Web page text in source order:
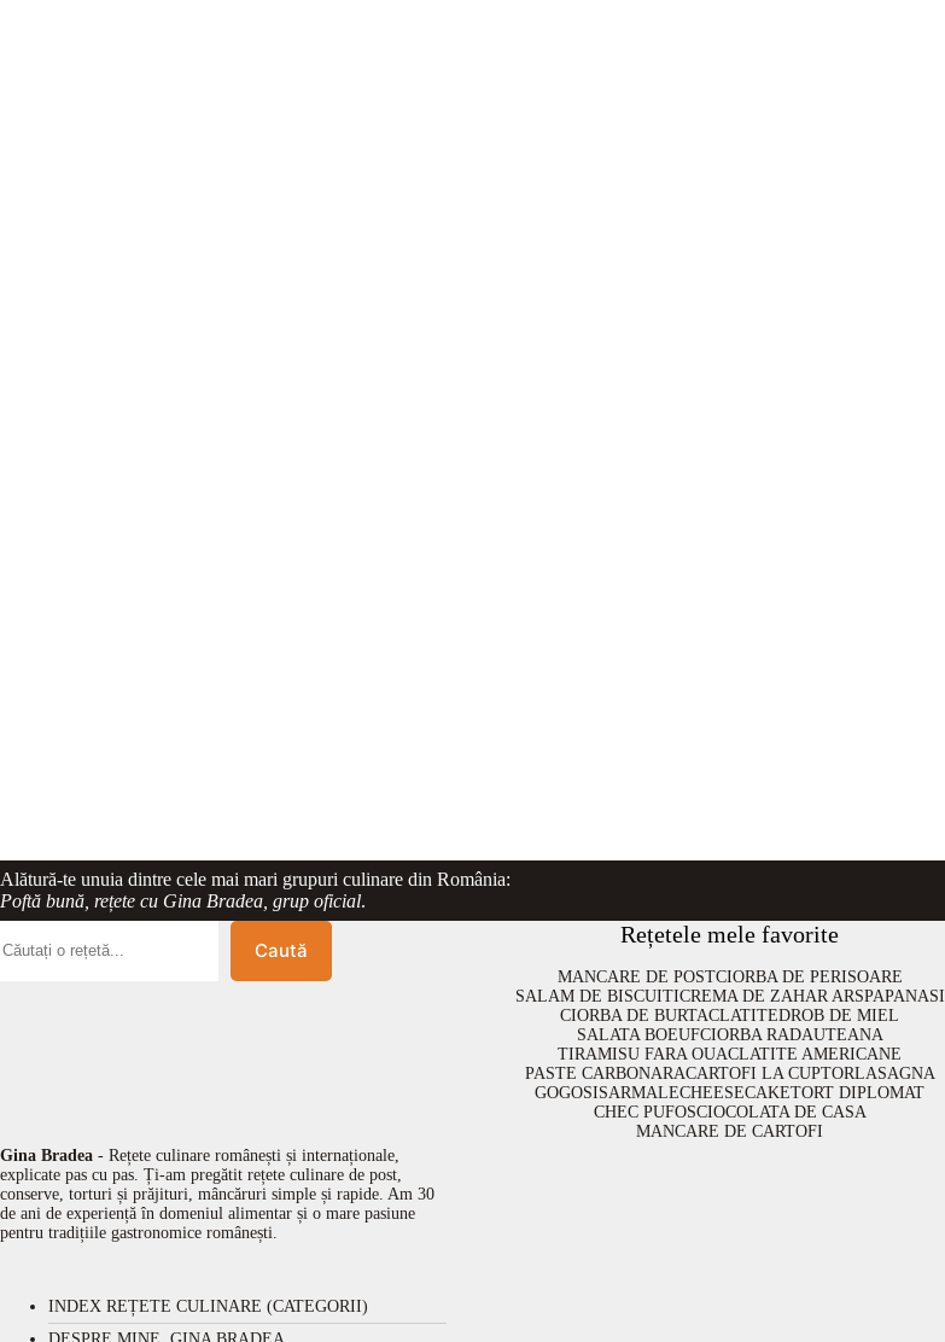
Alătură-te unuia dintre cele mai mari grupuri culinare din România:
Poftă bună, rețete cu Gina Bradea, grup oficial.
Caută
Gina Bradea - Rețete culinare românești și internaționale,
explicate pas cu pas. Ți-am pregătit rețete culinare de post,
conserve, torturi și prăjituri, mâncăruri simple și rapide. Am 30
de ani de experiență în domeniul alimentar și o mare pasiune
pentru tradițiile gastronomice românești.
INDEX REȚETE CULINARE (CATEGORII)
Rețetele mele favorite
MANCARE DE POSTCIORBA DE PERISOARE
SALAM DE BISCUITICREMA DE ZAHAR ARSPAPANASI
CIORBA DE BURTACLATITEDROB DE MIEL
SALATA BOEUFCIORBA RADAUTEANA
TIRAMISU FARA OUACLATITE AMERICANE
PASTE CARBONARACARTOFI LA CUPTORLASAGNA
GOGOSISARMALECHEESECAKETORT DIPLOMAT
CHEC PUFOSCIOCOLATA DE CASA
MANCARE DE CARTOFI